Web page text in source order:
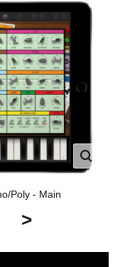
Poly - Main
>